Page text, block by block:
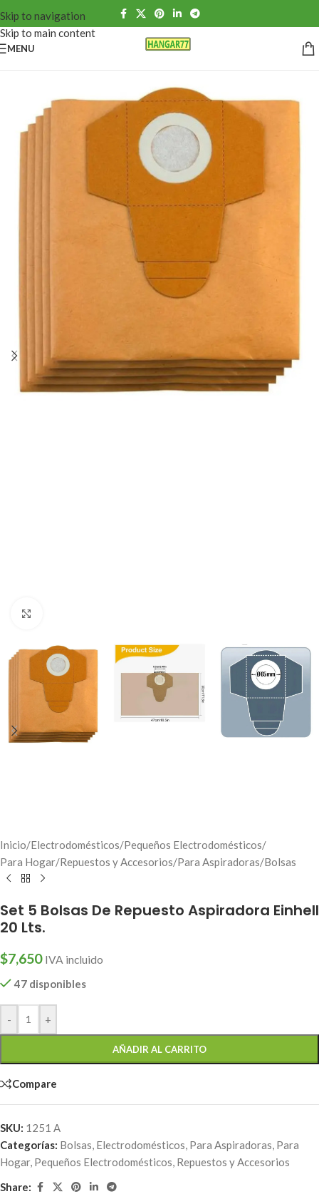
Skip to navigation
Skip to main content
MENU
Inicio/Electrodomésticos/Pequeños Electrodomésticos/
Para Hogar/Repuestos y Accesorios/Para Aspiradoras/Bolsas
Set 5 Bolsas De Repuesto Aspiradora Einhell
20 Lts.
$7,650 IVA incluido
47 disponibles
- +
AÑADIR AL CARRITO
Compare
SKU: 1251 A
Categorías: Bolsas Electrodomésticos Para Aspiradoras Para
Hogar, Pequeños Electrodomésticos Repuestos y Accesorios
Share: